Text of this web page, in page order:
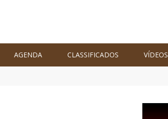
AGENDA CLASSIFICADOS VÍDEOS
Internacional de Escritores, na Colômbia